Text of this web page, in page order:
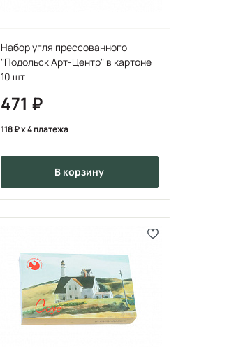
Набор угля прессованного
"Подольск Арт-Центр" в картоне
10 шт
471
118 x 4 платежа
в корзину